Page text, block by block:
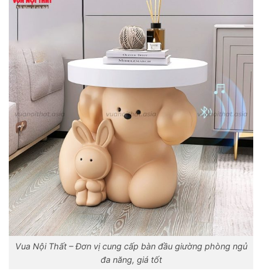
Vua Nội Thất – Đơn vị cung cấp bàn đầu giường phòng ngủ
đa năng, giá tốt